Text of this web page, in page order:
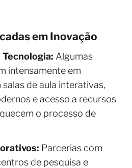
em Inovação
Algumas
intensamente em
de aula interativas,
e acesso a recursos
o processo de
Parcerias com
de pesquisa e